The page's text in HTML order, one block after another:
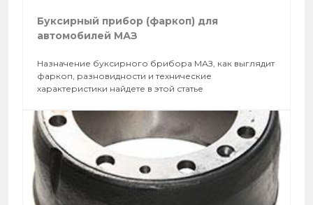
Буксирный прибор (фаркоп) для
автомобилей МАЗ
Назначение буксирного брибора МАЗ, как выглядит
фаркоп, разновидности и технические
характеристики найдете в этой статье